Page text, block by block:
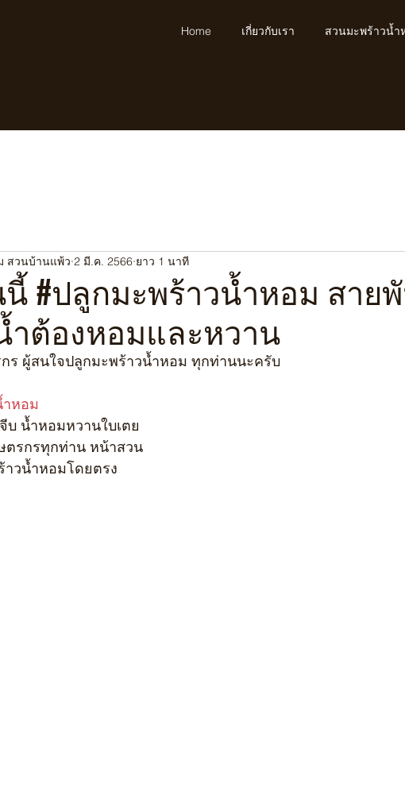
Home เกี่ยวกับเรา สวนมะพร้าวน้ำ
#ปลูกมะพร้าวน้ำหอม สาย
ำต้องหอมและหวาน
สวนบ้านแพ้ว 2 มี.ค. 2566 ยาว 1 นาที
ร ผู้สนใจปลูกมะพร้าวน้ำหอม ทุกท่านนะครับ
หอม
บ น้ำหอมหวานใบเตย
ตรกรทุกท่าน หน้าสวน
าวน้ำหอมโดยตรง